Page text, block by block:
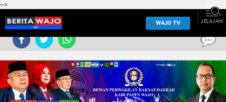
-->
WAJO TV JELAJAHI